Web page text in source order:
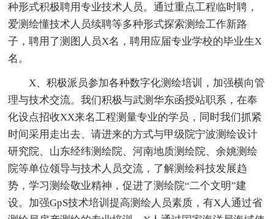
种形式积极聘用专业技术人员。通过重点工程临时聘，
爱测绘懂技术人员续聘等多种形式探索测绘工作新路
子，聘用了测图人员X名，聘用应届专业学校的毕业生X
名。
X、积极派员参加各种数字化测绘培训，加强横向管
理与技术交流。我们积极与武测华东函授站职系，在奉
化设点招收XX来名工程测量专业的学员，同时我们抓紧
时间采用走出去、请进来的方式与甲级院宁波测绘设计
研究院、山东经纬测绘院、河南地质测绘院、余姚测绘
院等单位领导与技术人员交流，了解测绘科技发展趋
势，学习测绘敬业精神，促进了测绘院“二个文明”建
设。加强GpS技术培训提高测绘人员素质，有X人通过省